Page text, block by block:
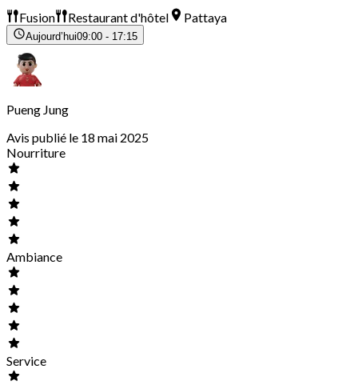
Fusion Restaurant d'hôtel Pattaya
Aujourd’hui09:00 - 17:15
Pueng Jung
Avis publié le 18 mai 2025
Nourriture
Ambiance
Service